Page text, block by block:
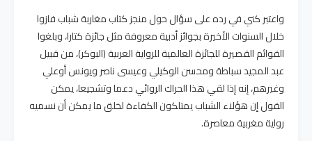
واعتبر كني في رده على سؤال حول منجز كتاب مغاربة شباب فازوا
خلال السنوات الأخيرة بجوائز أدبية معروفة مثل جائزة كتارا، وبلغوا
القوائم القصيرة للجائزة العالمية للرواية العربية (البوكر)، من قبيل
عبد المجيد سباطة ومحسن الوكيلي وعيسى ناصر ويونس أوعلي
وغيرهم، إنه إذا لقي هذا الحراك الروائي دعما وتشجيعا، يمكن
القول إن هؤلاء الشباب يمتلكون الكفاءة لخلق ما يمكن أن نسميه
رواية مغربية معاصرة.